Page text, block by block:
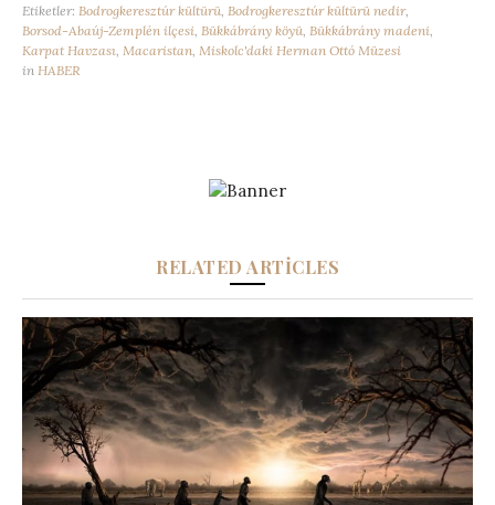
Etiketler: Bodrogkeresztúr kültürü Bodrogkeresztúr kültürü nedir,
Borsod-Abaúj-Zemplén ilçesi Bükkábrány köyü Bükkábrány madeni
Karpat Havzası Macaristan Miskolc'daki Herman Ottó Müzesi
in HABER
RELATED ARTICLES